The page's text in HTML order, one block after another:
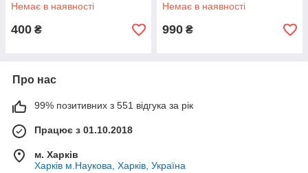
Немає в наявності
400 ₴
Немає в наявності
990 ₴
Про нас
99% позитивних з 551 відгука за рік
Працює з 01.10.2018
м. Харків
Харків м.Наукова, Харків, Україна